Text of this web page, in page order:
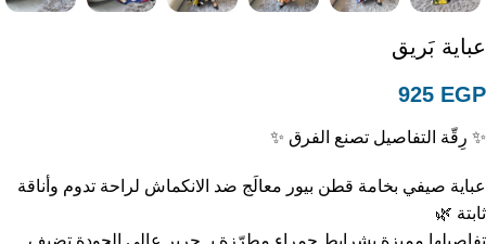
عباية بَريق
925 EGP
✨ رِقّة التفاصيل تصنع الفرق ✨
عباية صيفي بخامة قطن بيور معالَج ضد الانكماش لراحة تدوم وأناقة
ثابتة 🌿
تفاصيلها مميزة بشرايط حمراء مطرّزة بـ حرير عالي الجودة تضيف